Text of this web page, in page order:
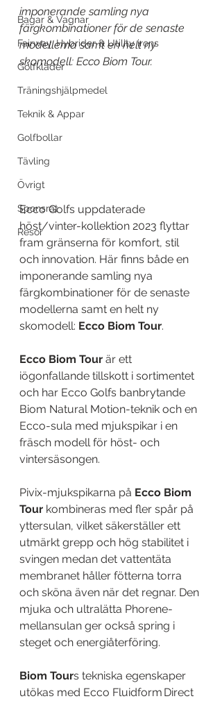
Bagar & Vagnar
Fairway, Hybrider & Utility irons
Golfkläder
Träningshjälpmedel
Teknik & Appar
Golfbollar
Tävling
Övrigt
Sponsrat
Resor
imponerande samling nya
färgkombinationer för de senaste
modellerna samt en helt ny
skomodell: Ecco Biom Tour.
Ecco Golfs uppdaterade
höst/vinter-kollektion 2023 flyttar
fram gränserna för komfort, stil
och innovation. Här finns både en
imponerande samling nya
färgkombinationer för de senaste
modellerna samt en helt ny
skomodell: Ecco Biom Tour.
Ecco Biom Tour är ett
iögonfallande tillskott i sortimentet
och har Ecco Golfs banbrytande
Biom Natural Motion-teknik och en
Ecco-sula med mjukspikar i en
fräsch modell för höst- och
vintersäsongen.
Pivix-mjukspikarna på Ecco Biom
Tour kombineras med fler spår på
yttersulan, vilket säkerställer ett
utmärkt grepp och hög stabilitet i
svingen medan det vattentäta
membranet håller fötterna torra
och sköna även när det regnar. Den
mjuka och ultralätta Phorene-
mellansulan ger också spring i
steget och energiåterföring.
Biom Tours tekniska egenskaper
utökas med Ecco Fluidform Direct